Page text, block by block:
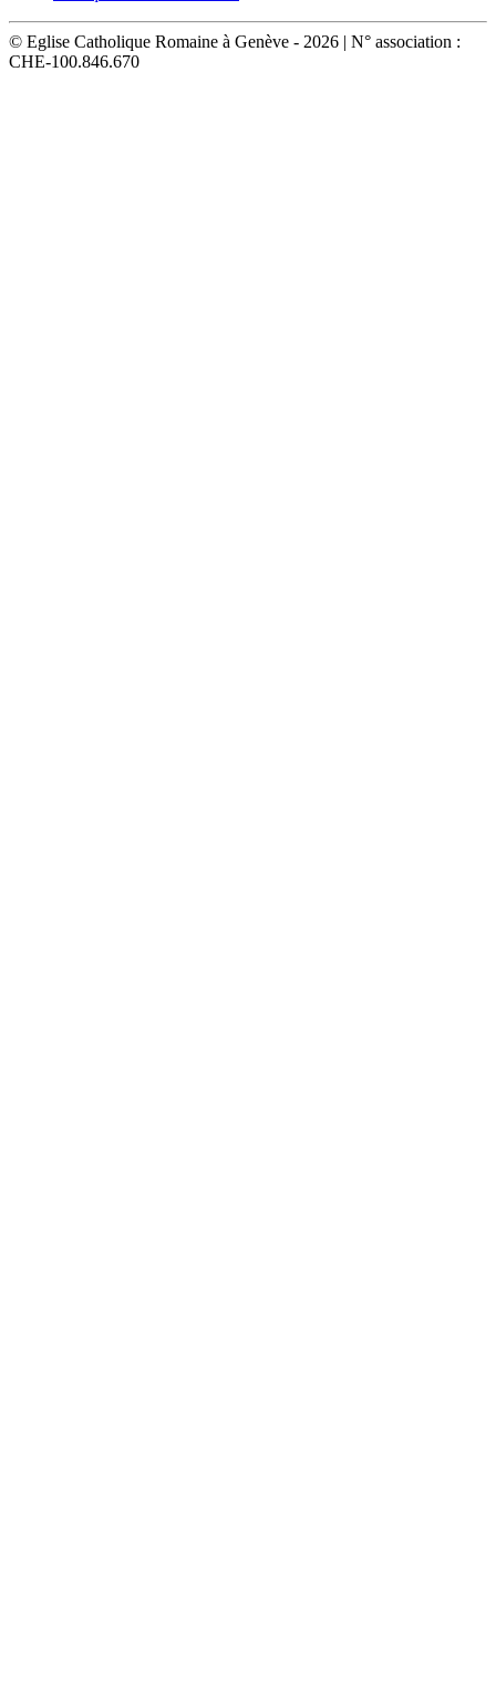
© Eglise Catholique Romaine à Genève - 2026 | N° association :
CHE-100.846.670